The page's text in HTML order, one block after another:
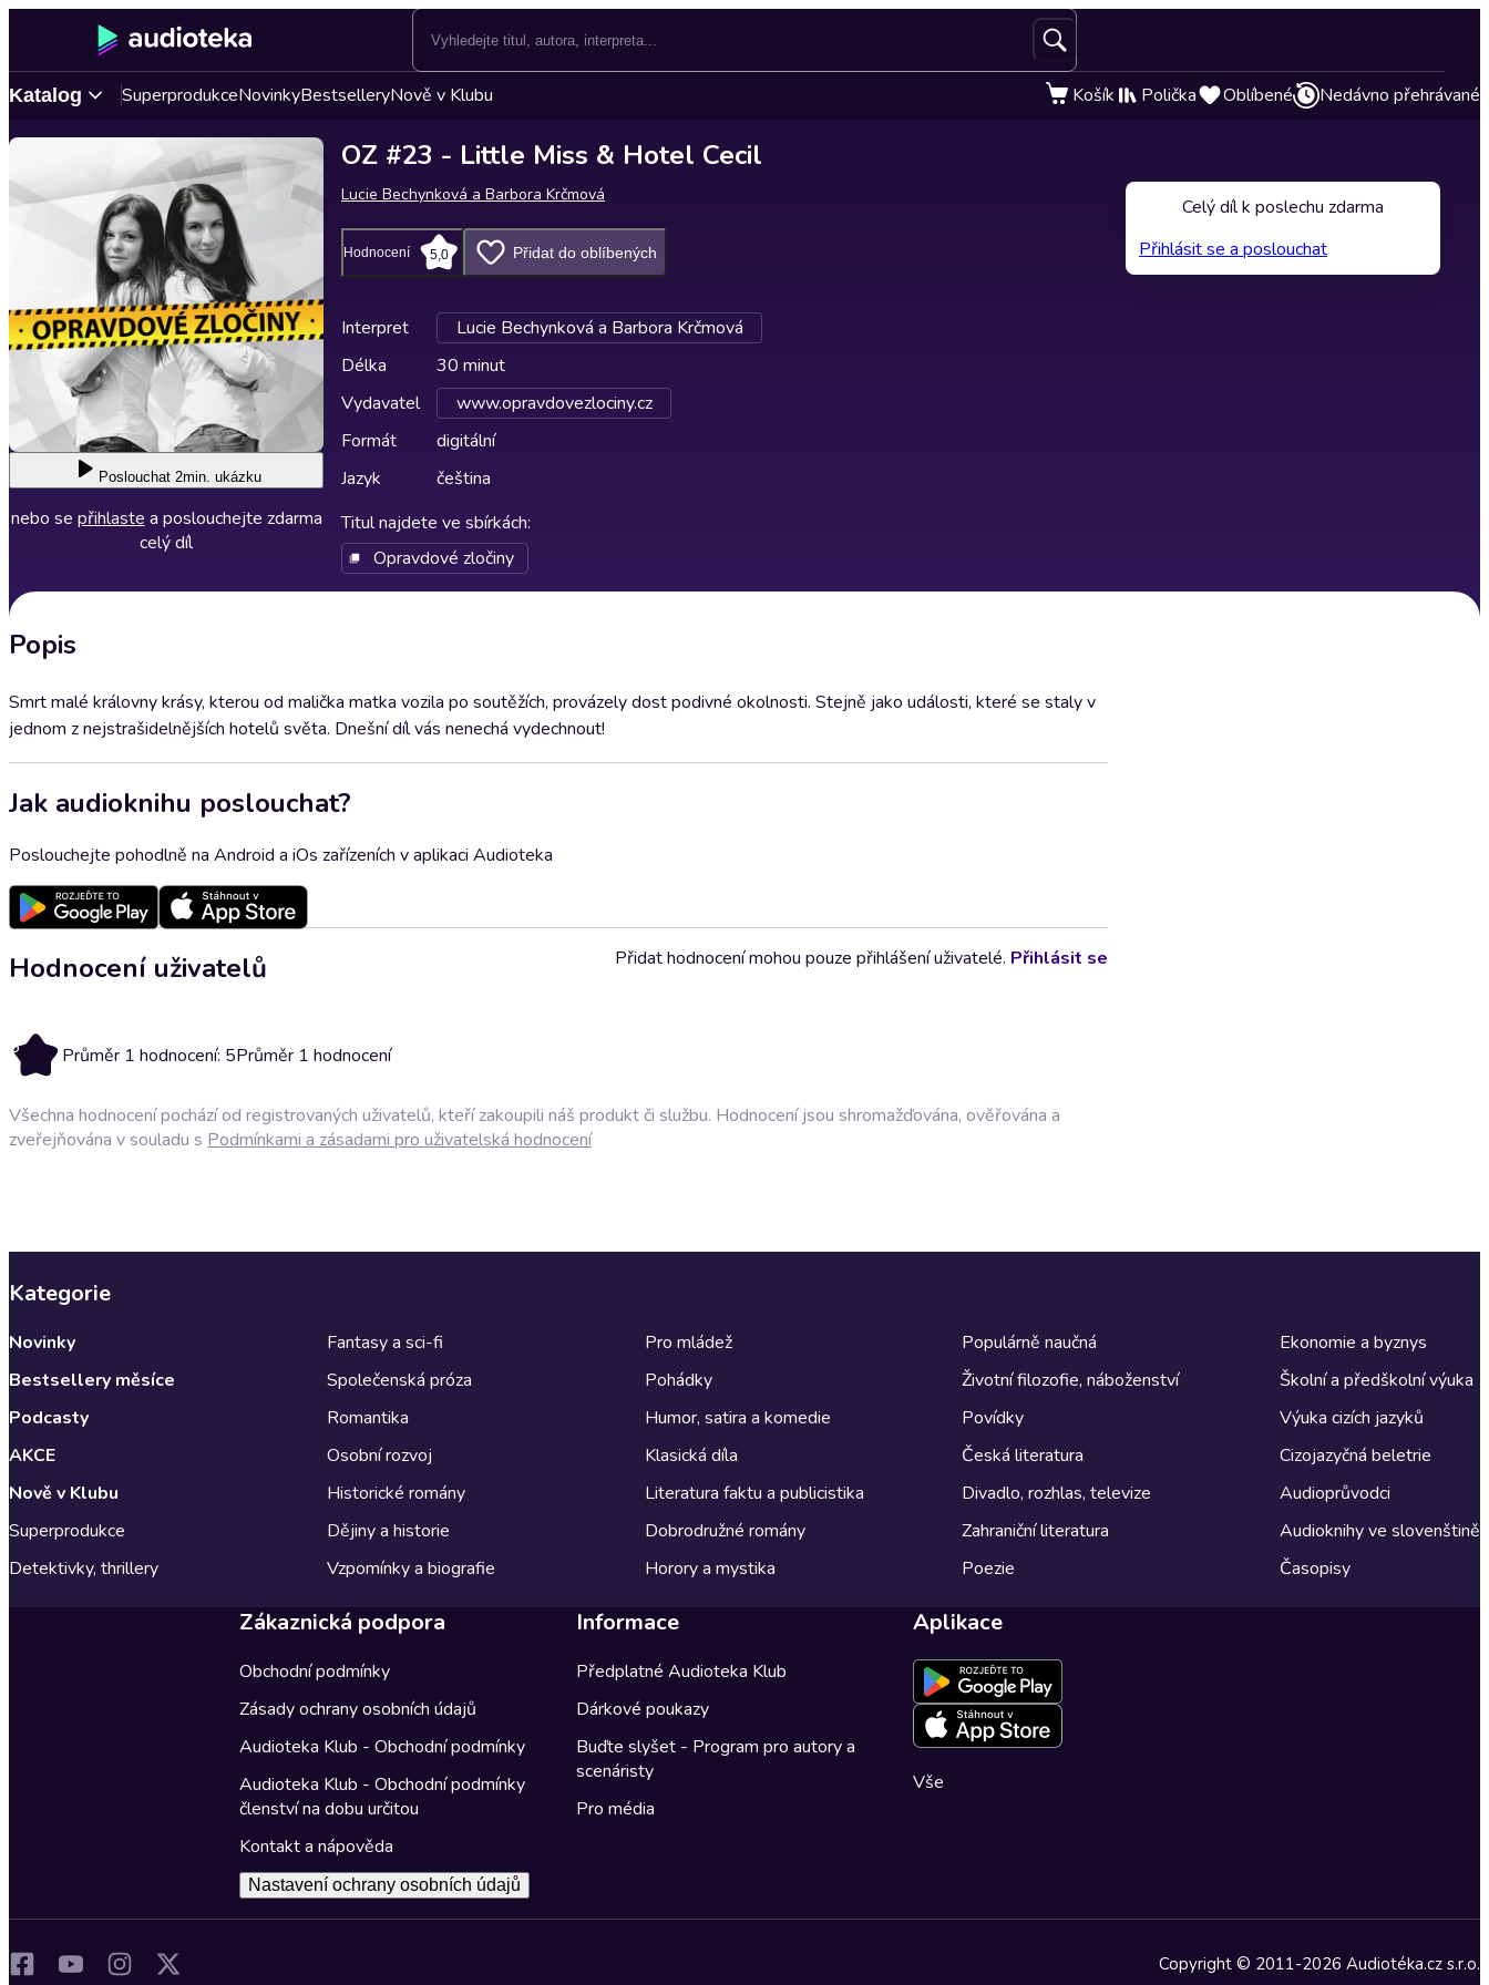
Katalog SuperprodukceNovinkyBestselleryNově v Klubu Košík Polička Oblíbené Nedávno přehrávané
Poslouchat 2min. ukázku
nebo se přihlaste a poslouchejte zdarma
celý díl
OZ #23 - Little Miss & Hotel Cecil
Lucie Bechynková a Barbora Krčmová
Hodnocení 5,0 Přidat do oblíbených
Interpret
Lucie Bechynková a Barbora Krčmová
Délka
30 minut
Vydavatel
www.opravdovezlociny.cz
Formát
digitální
Jazyk
čeština
Titul najdete ve sbírkách:
Opravdové zločiny
Popis
Smrt malé královny krásy, kterou od malička matka vozila po soutěžích, provázely dost podivné okolnosti. Stejně jako události, které se staly v
jednom z nejstrašidelnějších hotelů světa. Dnešní díl vás nenechá vydechnout!
Jak audioknihu poslouchat?
Poslouchejte pohodlně na Android a iOs zařízeních v aplikaci Audioteka
Hodnocení uživatelů
5 Průměr 1 hodnocení: 5Průměr 1 hodnocení
Přidat hodnocení mohou pouze přihlášení uživatelé. Přihlásit se
Všechna hodnocení pochází od registrovaných uživatelů, kteří zakoupili náš produkt či službu. Hodnocení jsou shromažďována, ověřována a
zveřejňována v souladu s Podmínkami a zásadami pro uživatelská hodnocení
Celý díl k poslechu zdarma
Přihlásit se a poslouchat
Kategorie
Novinky
Bestsellery měsíce
Podcasty
AKCE
Nově v Klubu
Superprodukce
Detektivky, thrillery
Fantasy a sci-fi
Společenská próza
Romantika
Osobní rozvoj
Historické romány
Dějiny a historie
Vzpomínky a biografie
Pro mládež
Pohádky
Humor, satira a komedie
Klasická díla
Literatura faktu a publicistika
Dobrodružné romány
Horory a mystika
Populárně naučná
Životní filozofie, náboženství
Povídky
Česká literatura
Divadlo, rozhlas, televize
Zahraniční literatura
Poezie
Ekonomie a byznys
Školní a předškolní výuka
Výuka cizích jazyků
Cizojazyčná beletrie
Audioprůvodci
Audioknihy ve slovenštině
Časopisy
Zákaznická podpora
Obchodní podmínky
Zásady ochrany osobních údajů
Audioteka Klub - Obchodní podmínky
Audioteka Klub - Obchodní podmínky
členství na dobu určitou
Kontakt a nápověda
Nastavení ochrany osobních údajů
Informace
Předplatné Audioteka Klub
Dárkové poukazy
Buďte slyšet - Program pro autory a
scenáristy
Pro média
Aplikace
Vše
Copyright © 2011-2026 Audiotéka.cz s.r.o.